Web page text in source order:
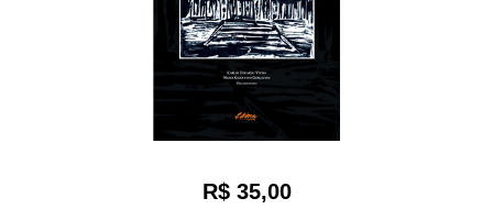
R$ 35,00